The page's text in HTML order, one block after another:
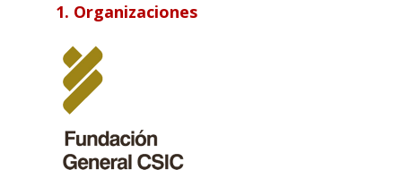
1. Organizaciones